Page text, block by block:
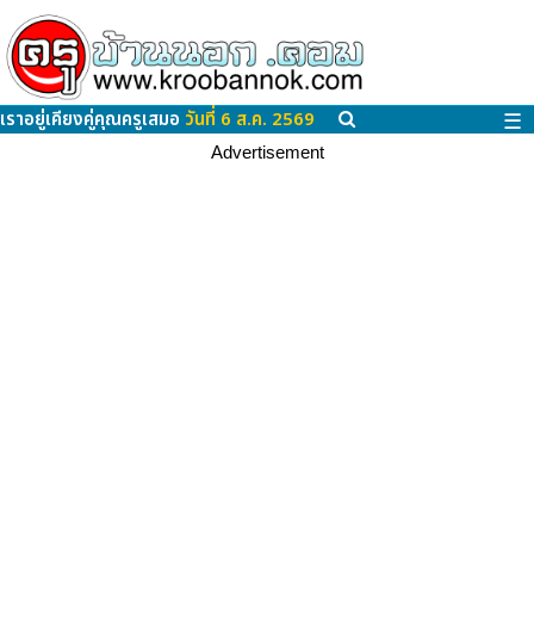
เราอยู่เคียงคู่คุณครูเสมอ วันที่ 6 ส.ค. 2569 ☰
Advertisement